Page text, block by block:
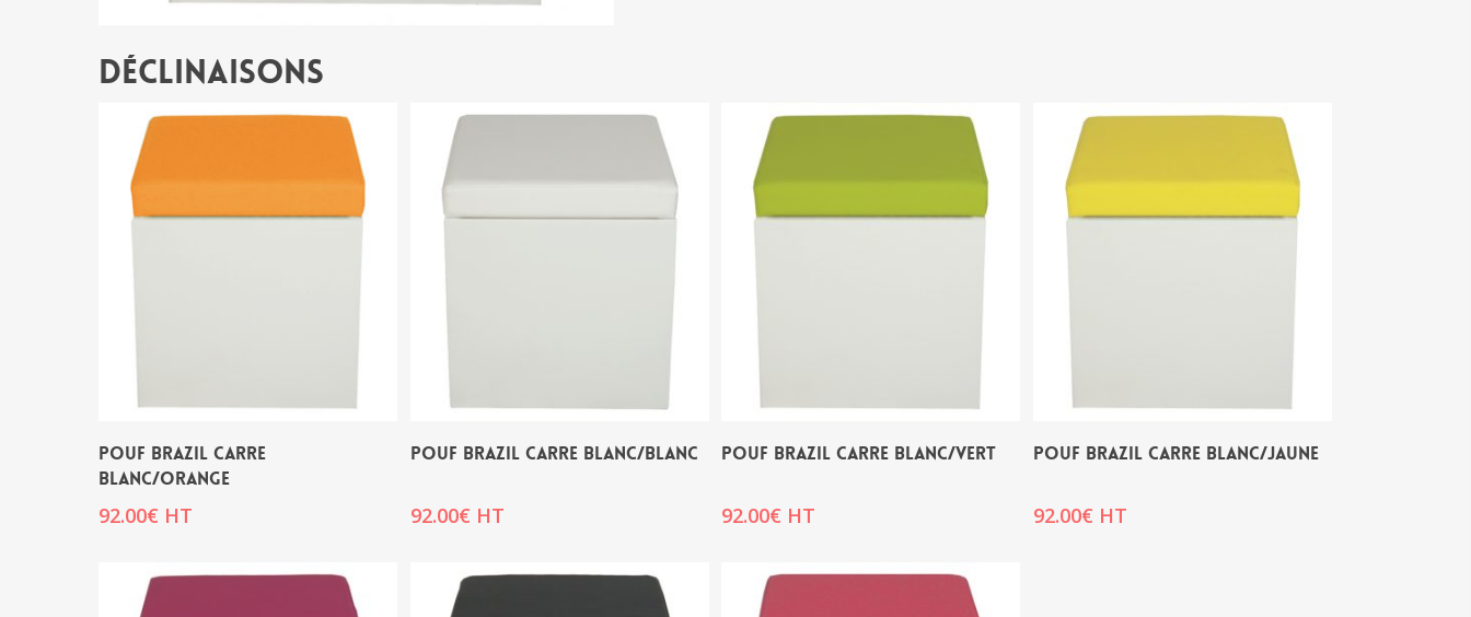
Déclinaisons
POUF BRAZIL CARRE
BLANC/ORANGE
92.00€ HT
POUF BRAZIL CARRE BLANC/BLANC
92.00€ HT
POUF BRAZIL CARRE BLANC/VERT
92.00€ HT
POUF BRAZIL CARRE BLANC/JAUNE
92.00€ HT